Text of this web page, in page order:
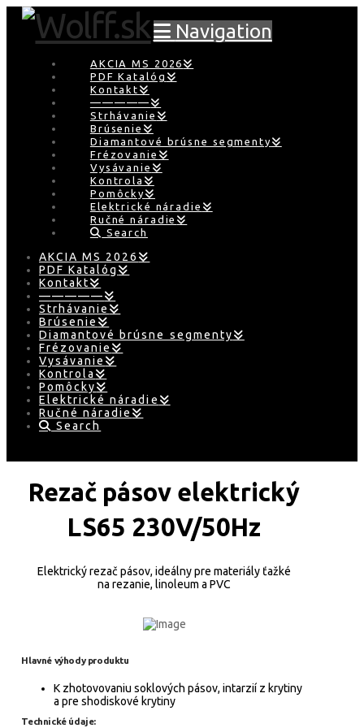
Navigation
AKCIA MS 2026
PDF Katalóg
Kontakt
—————
Strhávanie
Brúsenie
Diamantové brúsne segmenty
Frézovanie
Vysávanie
Kontrola
Pomôcky
Elektrické náradie
Ručné náradie
Search
AKCIA MS 2026
PDF Katalóg
Kontakt
—————
Strhávanie
Brúsenie
Diamantové brúsne segmenty
Frézovanie
Vysávanie
Kontrola
Pomôcky
Elektrické náradie
Ručné náradie
Search
Rezač pásov elektrický
LS65 230V/50Hz
Elektrický rezač pásov, ideálny pre materiály ťažké
na rezanie, linoleum a PVC
Hlavné výhody produktu
K zhotovovaniu soklových pásov, intarzií z krytiny
a pre shodiskové krytiny
Technické údaje: